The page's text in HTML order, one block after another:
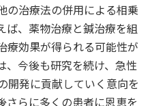
の治療法の併用による相乗
ば、薬物治療と鍼治療を組
療効果が得られる可能性が
、今後も研究を続け、急性
開発に貢献していく意向を
さらに多くの患者に恩恵を